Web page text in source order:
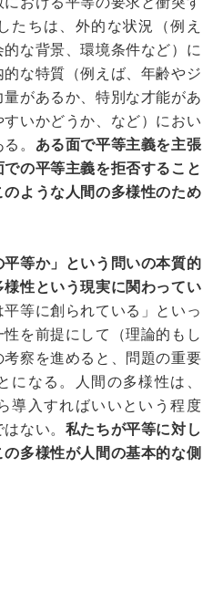
たちは、外的な状況（例え
な背景、環境条件など）に
な特質（例えば、年齢やジ
があるか、特別な才能があ
いかどうか、など）におい
。 ある面で平等主義を主張
の平等主義を拒否すること
ような人間の多様性のため
平等か」という問いの本質的
性という現実に関わってい
等に創られている」といっ
を前提にして（理論的もし
考察を進めると、問題の重要
になる。人間の多様性は、
導入すればいいという程度
ない。 私たちが平等に対し
多様性が人間の基本的な側